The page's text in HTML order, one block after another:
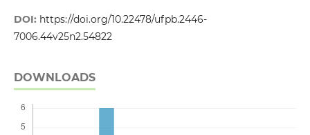
DOI: https://doi.org/10.22478/ufpb.2446-
7006.44v25n2.54822
DOWNLOADS